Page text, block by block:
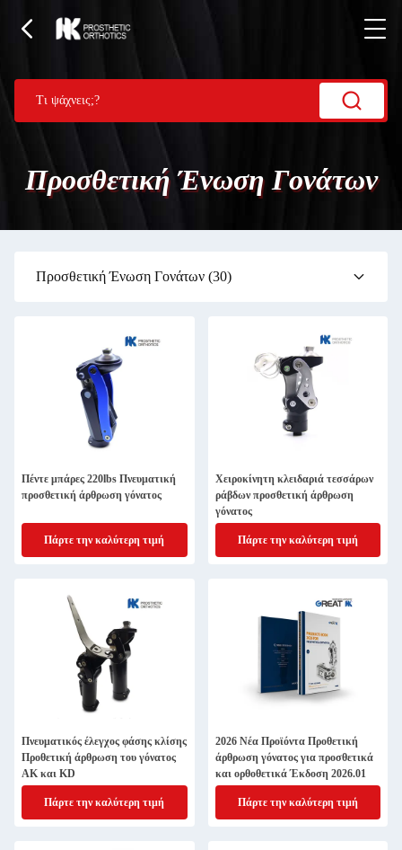
Προσθετική Ένωση Γονάτων
Προσθετική Ένωση Γονάτων (30)
Πέντε μπάρες 220lbs Πνευματική
προσθετική άρθρωση γόνατος
Πάρτε την καλύτερη τιμή
Χειροκίνητη κλειδαριά τεσσάρων
ράβδων προσθετική άρθρωση
γόνατος
Πάρτε την καλύτερη τιμή
Πνευματικός έλεγχος φάσης κλίσης
Προθετική άρθρωση του γόνατος
AK και KD
Πάρτε την καλύτερη τιμή
2026 Νέα Προϊόντα Προθετική
άρθρωση γόνατος για προσθετικά
και ορθοθετικά Έκδοση 2026.01
Πάρτε την καλύτερη τιμή